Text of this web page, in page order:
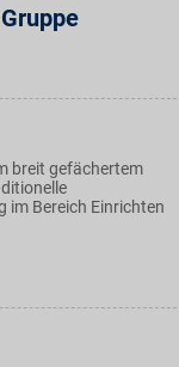
breit gefächertem
im Bereich Einrichten